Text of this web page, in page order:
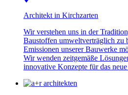
Architekt in Kirchzarten
Wir verstehen uns in der
Baustoffen umweltverträglich zu
Emissionen unserer Bauwerke
Wir wenden zeitgemäße
innovative Konzepte für das